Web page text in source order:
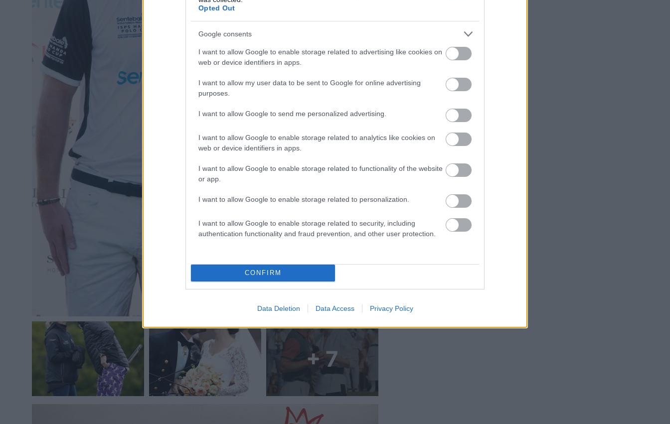
Opted Out
Google consents
I want to allow Google to enable storage related to advertising like cookies on
web or device identifiers in apps.
I want to allow my user data to be sent to Google for online advertising
purposes.
I want to allow Google to send me personalized advertising.
I want to allow Google to enable storage related to analytics like cookies on
web or device identifiers in apps.
I want to allow Google to enable storage related to functionality of the website
or app.
I want to allow Google to enable storage related to personalization.
I want to allow Google to enable storage related to security, including
authentication functionality and fraud prevention, and other user protection.
CONFIRM
Data Deletion Data Access Privacy Policy
+ 7